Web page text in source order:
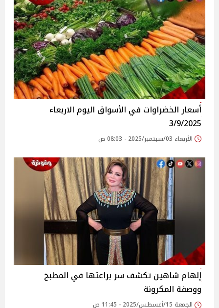
أسعار الخضراوات في الأسواق‎‎ اليوم الاربعاء
3/9/2025
الأربعاء 03/سبتمبر/2025 - 08:03 ص
إلهام شاهين تكشف سر براعتها في المطبخ
ووصفة المكرونة
الجمعة 15/أغسطس/2025 - 11:45 ص